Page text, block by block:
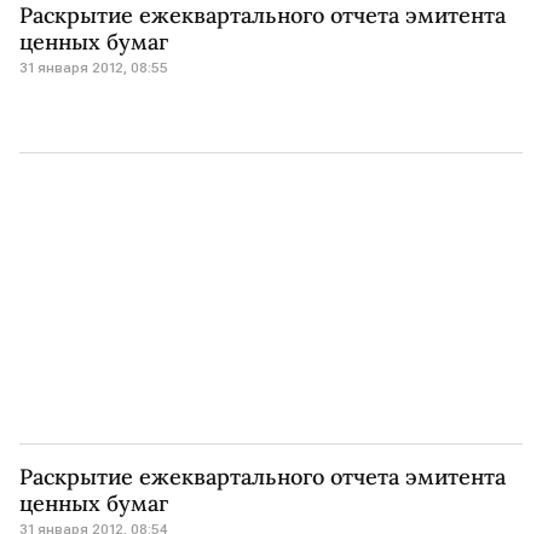
Раскрытие ежеквартального отчета эмитента
ценных бумаг
31 января 2012, 08:55
Раскрытие ежеквартального отчета эмитента
ценных бумаг
31 января 2012, 08:54